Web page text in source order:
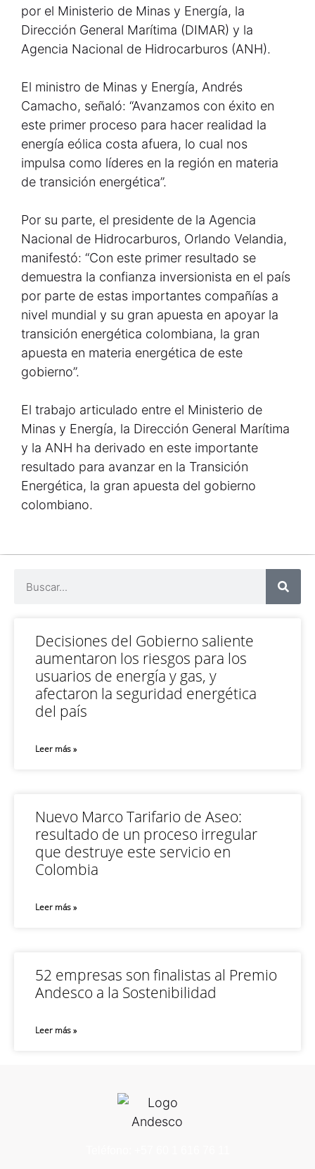
por el Ministerio de Minas y Energía, la
Dirección General Marítima (DIMAR) y la
Agencia Nacional de Hidrocarburos (ANH).
El ministro de Minas y Energía, Andrés
Camacho, señaló: “Avanzamos con éxito en
este primer proceso para hacer realidad la
energía eólica costa afuera, lo cual nos
impulsa como líderes en la región en materia
de transición energética”.
Por su parte, el presidente de la Agencia
Nacional de Hidrocarburos, Orlando Velandia,
manifestó: “Con este primer resultado se
demuestra la confianza inversionista en el país
por parte de estas importantes compañías a
nivel mundial y su gran apuesta en apoyar la
transición energética colombiana, la gran
apuesta en materia energética de este
gobierno”.
El trabajo articulado entre el Ministerio de
Minas y Energía, la Dirección General Marítima
y la ANH ha derivado en este importante
resultado para avanzar en la Transición
Energética, la gran apuesta del gobierno
colombiano.
Decisiones del Gobierno saliente
aumentaron los riesgos para los
usuarios de energía y gas, y
afectaron la seguridad energética
del país
Leer más »
Nuevo Marco Tarifario de Aseo:
resultado de un proceso irregular
que destruye este servicio en
Colombia
Leer más »
52 empresas son finalistas al Premio
Andesco a la Sostenibilidad
Leer más »